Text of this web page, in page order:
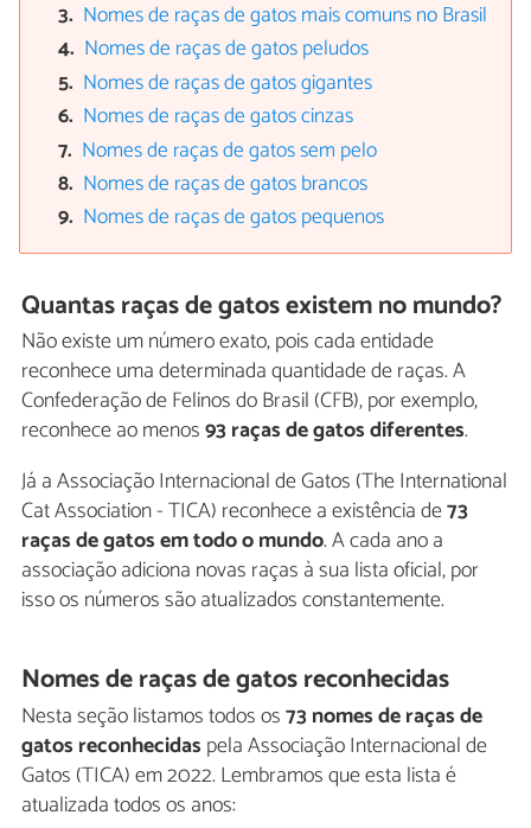
Nomes de raças de gatos mais comuns no Brasil
Nomes de raças de gatos peludos
Nomes de raças de gatos gigantes
Nomes de raças de gatos cinzas
Nomes de raças de gatos sem pelo
Nomes de raças de gatos brancos
Nomes de raças de gatos pequenos
Quantas raças de gatos existem no mundo?
Não existe um número exato, pois cada entidade
reconhece uma determinada quantidade de raças. A
Confederação de Felinos do Brasil (CFB), por exemplo,
reconhece ao menos93 raças de gatos diferentes.
Já a Associação Internacional de Gatos (The International
Cat Association - TICA) reconhece a existência de73
raças de gatos em todo o mundo. A cada ano a
associação adiciona novas raças à sua lista oficial, por
isso os números são atualizados constantemente.
Nomes de raças de gatos reconhecidas
Nesta seção listamos todos os73 nomes de raças de
gatos reconhecidas pela Associação Internacional de
Gatos (TICA) em 2022. Lembramos que esta lista é
atualizada todos os anos: